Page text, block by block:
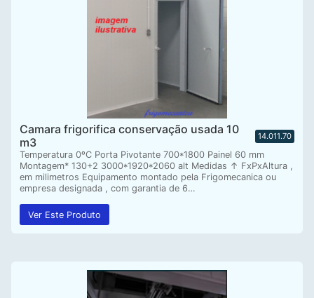
Camara frigorifica conservação usada 10
m3
14.011.70
Temperatura 0ºC Porta Pivotante 700*1800 Painel 60 mm
Montagem* 130+2 3000*1920*2060 alt Medidas ↑ FxPxAltura ,
em milimetros Equipamento montado pela Frigomecanica ou
empresa designada , com garantia de 6…
Ver Este Produto